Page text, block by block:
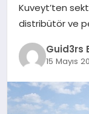
Kuveyt’ten
distribütör ve
Guid3rs
15 Mayıs